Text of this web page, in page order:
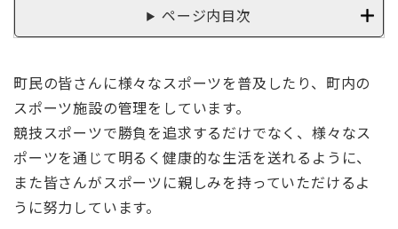
ページ内目次
町民の皆さんに様々なスポーツを普及したり、町内の
スポーツ施設の管理をしています。
競技スポーツで勝負を追求するだけでなく、様々なス
ポーツを通じて明るく健康的な生活を送れるように、
また皆さんがスポーツに親しみを持っていただけるよ
うに努力しています。